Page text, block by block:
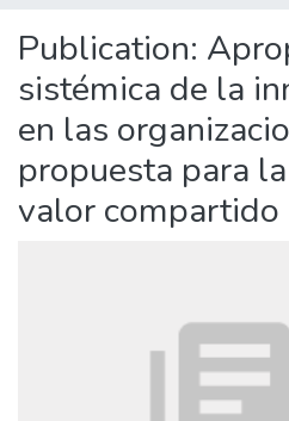
Publication:
sistémica de la
en las
propuesta para
valor compartido